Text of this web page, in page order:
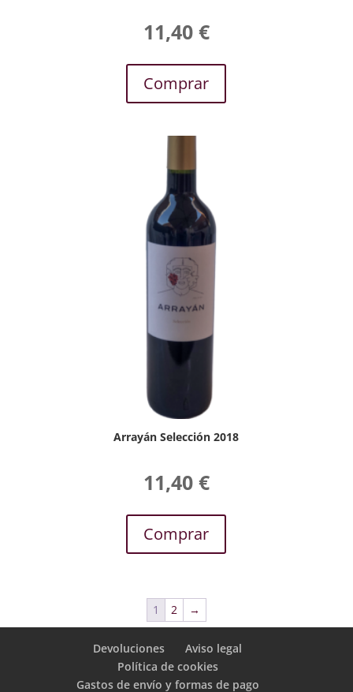
11,40 €
Comprar
Arrayán Selección 2018
11,40 €
Comprar
1 2 →
Devoluciones
Aviso legal
Política de cookies
Gastos de envío y formas de pago